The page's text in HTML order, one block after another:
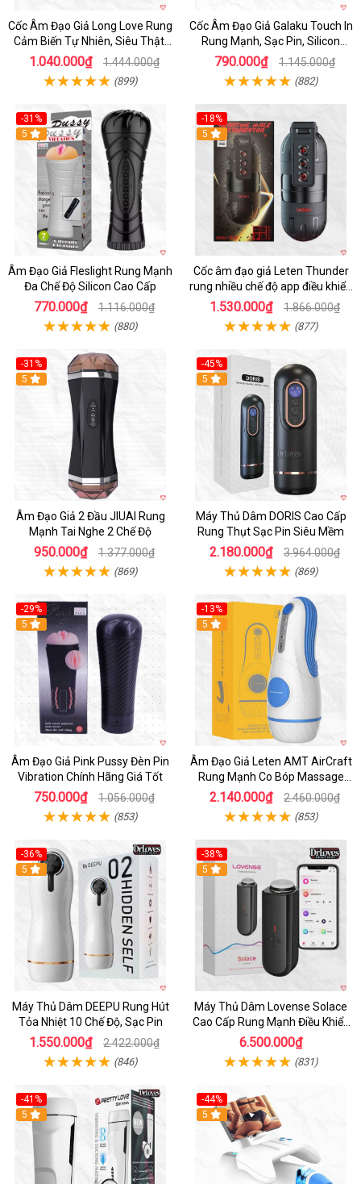
Cốc Âm Đạo Giả Long Love Rung
Cảm Biến Tự Nhiên, Siêu Thật,
Sướng
1.040.000₫ 1.444.000₫
(899)
Cốc Âm Đạo Giả Galaku Touch In
Rung Mạnh, Sạc Pin, Silicon
Mềm
790.000₫ 1.145.000₫
(882)
-31%
5
Âm Đạo Giả Fleslight Rung Mạnh
Đa Chế Độ Silicon Cao Cấp
770.000₫ 1.116.000₫
(880)
-18%
5
Cốc âm đạo giả Leten Thunder
rung nhiều chế độ app điều khiển
tiện lợi
1.530.000₫ 1.866.000₫
(877)
-31%
5
Âm Đạo Giả 2 Đầu JIUAI Rung
Mạnh Tai Nghe 2 Chế Độ
950.000₫ 1.377.000₫
(869)
-45%
Hot
5
Máy Thủ Dâm DORIS Cao Cấp
Rung Thụt Sạc Pin Siêu Mềm
2.180.000₫ 3.964.000₫
(869)
-29%
5
Âm Đạo Giả Pink Pussy Đèn Pin
Vibration Chính Hãng Giá Tốt
750.000₫ 1.056.000₫
(853)
-13%
5
Âm Đạo Giả Leten AMT AirCraft
Rung Mạnh Co Bóp Massage
Êm Ái
2.140.000₫ 2.460.000₫
(853)
-36%
Hot
5
Máy Thủ Dâm DEEPU Rung Hút
Tỏa Nhiệt 10 Chế Độ, Sạc Pin
1.550.000₫ 2.422.000₫
(846)
-38%
Hot
5
Máy Thủ Dâm Lovense Solace
Cao Cấp Rung Mạnh Điều Khiển
App
6.500.000₫
(831)
-41%
Hot
5
-44%
Hot
5